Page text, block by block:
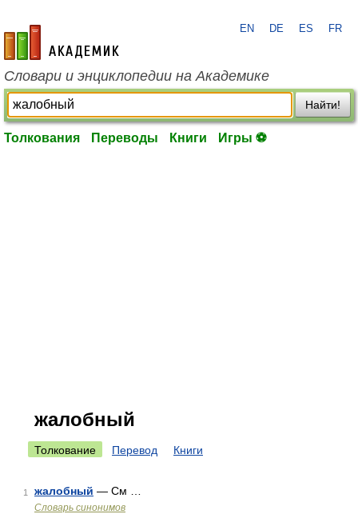
academic.ru
EN DE ES FR
Словари и энциклопедии на Академике
Найти!
Толкования Переводы Книги Игры ⚽
жалобный
Толкование Перевод Книги
1 жалобный — См …
Словарь синонимов